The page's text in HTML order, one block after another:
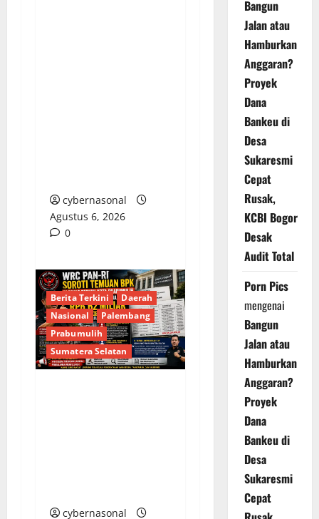
cybernasonal
Agustus 6, 2026
0
Berita Terkini
Daerah
Nasional
Palembang
Prabumulih
Sumatera Selatan
cybernasonal
Bangun
Jalan atau
Hamburkan
Anggaran?
Proyek
Dana
Bankeu di
Desa
Sukaresmi
Cepat
Rusak,
KCBI Bogor
Desak
Audit Total
Porn Pics
mengenai
Bangun
Jalan atau
Hamburkan
Anggaran?
Proyek
Dana
Bankeu di
Desa
Sukaresmi
Cepat